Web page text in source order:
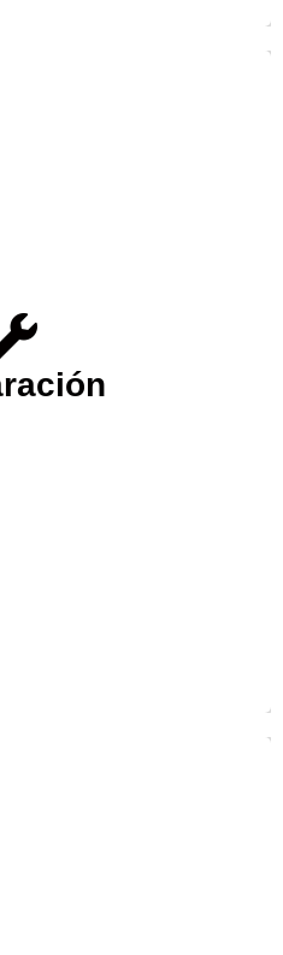
a
especializado en la
todo tipo de